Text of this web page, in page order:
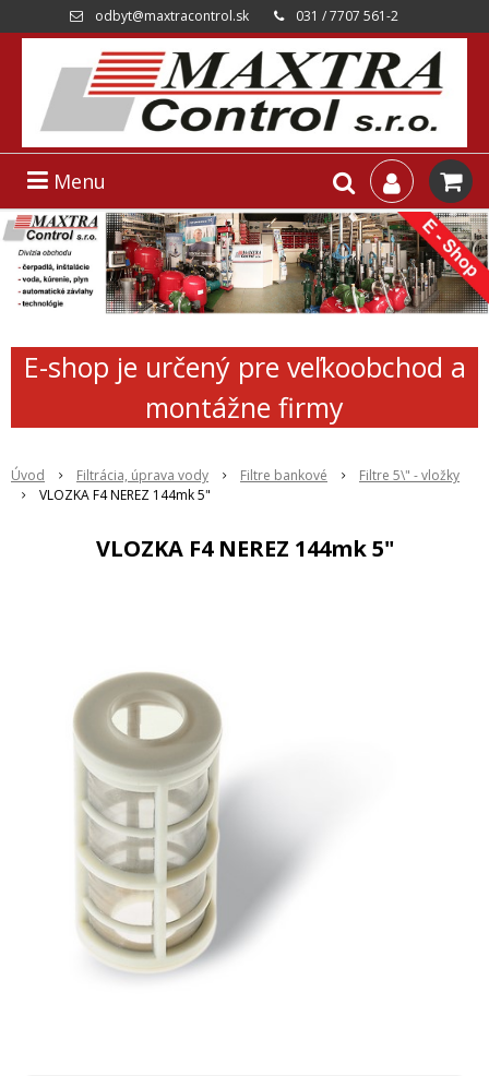
odbyt@maxtracontrol.sk 031 / 7707 561-2
Menu
E-shop je určený pre veľkoobchod a
montážne firmy
Úvod Filtrácia, úprava vody Filtre bankové
Filtre 5\" - vložky
VLOZKA F4 NEREZ 144mk 5"
VLOZKA F4 NEREZ 144mk 5"